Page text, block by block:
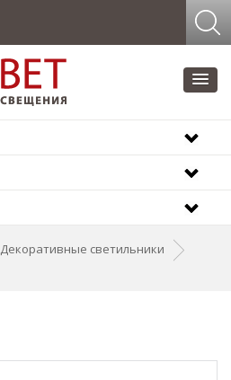
Декоративные светильники